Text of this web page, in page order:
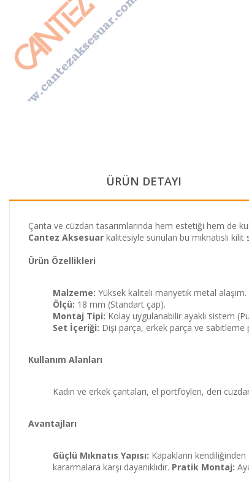
ÜRÜN DETAYI
Çanta ve cüzdan tasarımlarında hem estetiği hem de
Cantez Aksesuar kalitesiyle sunulan bu mıknatıslı
Ürün Özellikleri
Malzeme: Yüksek kaliteli manyetik metal alaşım.
Ölçü: 18 mm (Standart çap).
Montaj Tipi: Kolay uygulanabilir ayaklı sistem
Set İçeriği: Dişi parça, erkek parça ve sabitleme
Kullanım Alanları
Kadın ve erkek çantaları, el portföyleri, deri
Avantajları
Güçlü Mıknatıs Yapısı: Kapakların kendiliğinden
kararmalara karşı dayanıklıdır. Pratik Montaj: